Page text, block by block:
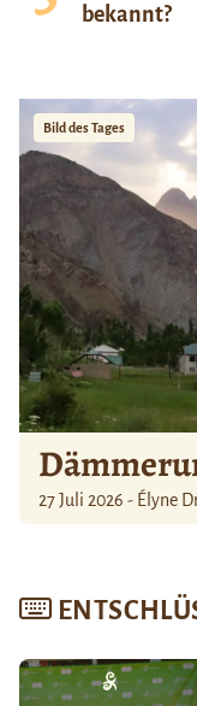
bekannt?
Bild des Tages
27 Juli 2026 - Élyne